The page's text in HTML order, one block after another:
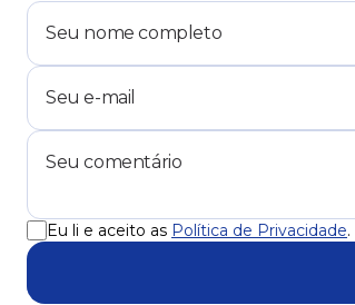
Eu li e aceito as Política de Privacidade.